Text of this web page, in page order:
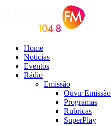
Home
Noticias
Eventos
Rádio
Emissão
Ouvir Emissão
Programas
Rubricas
SuperPlay